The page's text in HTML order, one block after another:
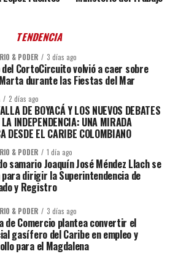
TENDENCIA
& PODER 3 días ago
del CortoCircuito volvió a caer sobre
durante las Fiestas del Mar
2 días ago
DE BOYACÁ Y LOS NUEVOS DEBATES
INDEPENDENCIA: UNA MIRADA
DESDE EL CARIBE COLOMBIANO
& PODER 1 día ago
samario Joaquín José Méndez Llach se
dirigir la Superintendencia de
y Registro
& PODER 3 días ago
de Comercio plantea convertir el
gasífero del Caribe en empleo y
para el Magdalena